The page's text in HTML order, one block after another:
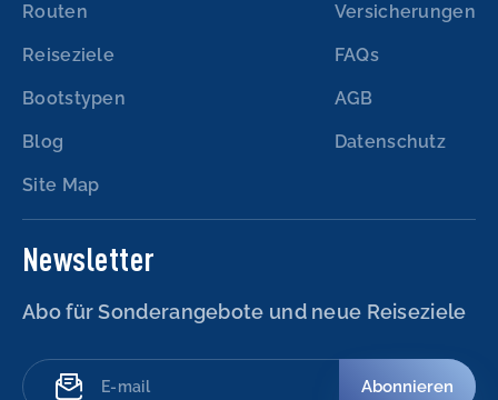
Routen
Reiseziele
Bootstypen
Blog
Site Map
Versicherungen
FAQs
AGB
Datenschutz
Newsletter
Abo für Sonderangebote und neue Reiseziele
Abonnieren